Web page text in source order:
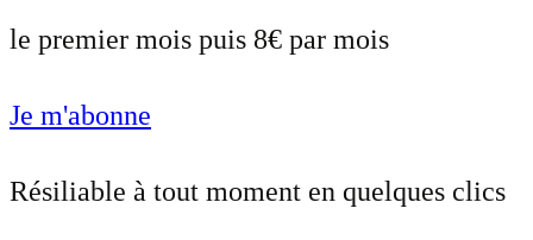
le premier mois puis 8€ par mois
Je m'abonne
Résiliable à tout moment en quelques clics